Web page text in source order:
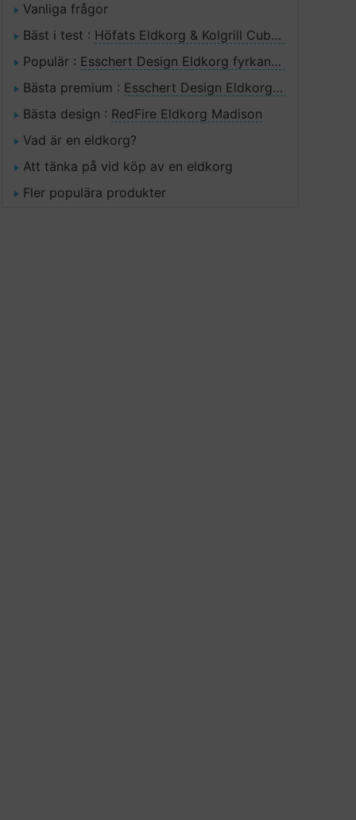
Vanliga frågor
Bäst i test : Höfats Eldkorg & Kolgrill Cube 1
Populär : Esschert Design Eldkorg fyrkant FF87
Bästa premium : Esschert Design Eldkorg Flames
Bästa design : RedFire Eldkorg Madison
Vad är en eldkorg?
Att tänka på vid köp av en eldkorg
Fler populära produkter